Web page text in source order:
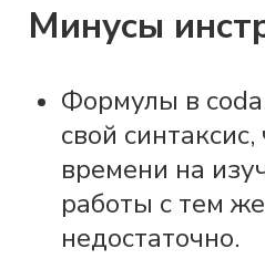
Минусы
Формулы в
свой
времени на
работы с тем
недостаточно.